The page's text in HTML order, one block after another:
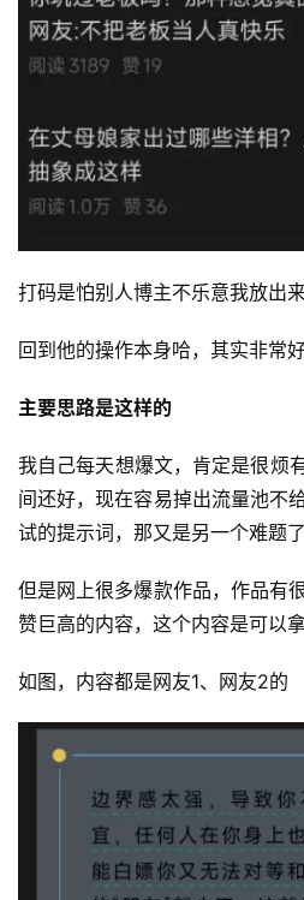
打码是怕别人博主不乐意我放出
回到他的操作本身哈，其实非常
主要思路是这样的
我自己每天想爆文，肯定是很烦
间还好，现在容易掉出流量池不
试的提示词，那又是另一个难题了
但是网上很多爆款作品，作品有
赞巨高的内容，这个内容是可以
如图，内容都是网友1、网友2的